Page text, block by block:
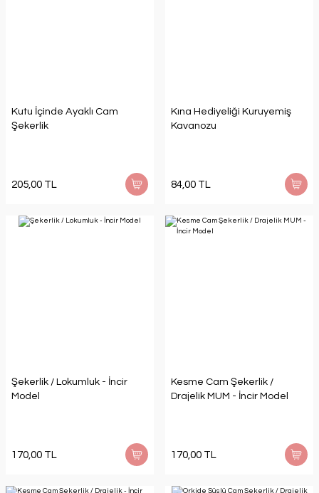
Kutu İçinde Ayaklı Cam
Şekerlik
205,00 TL
Kına Hediyeliği Kuruyemiş
Kavanozu
84,00 TL
Şekerlik / Lokumluk - İncir
Model
170,00 TL
Kesme Cam Şekerlik /
Drajelik MUM - İncir Model
170,00 TL